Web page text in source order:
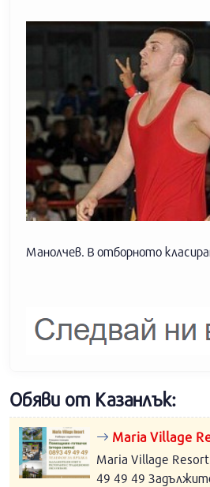
Манолчев. В отборното
Обяви от Казанлък:
Maria Village
Maria Village
49 49 49